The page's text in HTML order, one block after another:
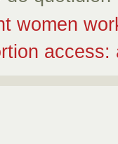
women
access: